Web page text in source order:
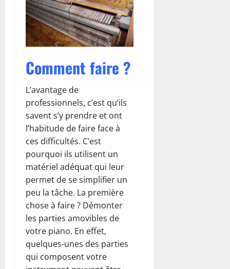
Comment faire ?
L’avantage de
professionnels, c’est qu’ils
savent s’y prendre et ont
l’habitude de faire face à
ces difficultés. C’est
pourquoi ils utilisent un
matériel adéquat qui leur
permet de se simplifier un
peu la tâche. La première
chose à faire ? Démonter
les parties amovibles de
votre piano. En effet,
quelques-unes des parties
qui composent votre